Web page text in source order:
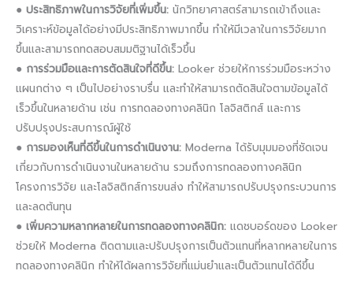
● ประสิทธิภาพในการวิจัยที่เพิ่มขึ้น: นักวิทยาศาสตร์สามารถเข้าถึงและ
วิเคราะห์ข้อมูลได้อย่างมีประสิทธิภาพมากขึ้น ทำให้มีเวลาในการวิจัยมาก
ขึ้นและสามารถทดสอบสมมติฐานได้เร็วขึ้น
● การร่วมมือและการตัดสินใจที่ดีขึ้น: Looker ช่วยให้การร่วมมือระหว่าง
แผนกต่าง ๆ เป็นไปอย่างราบรื่น และทำให้สามารถตัดสินใจตามข้อมูลได้
เร็วขึ้นในหลายด้าน เช่น การทดลองทางคลินิก โลจิสติกส์ และการ
ปรับปรุงประสบการณ์ผู้ใช้
● การมองเห็นที่ดีขึ้นในการดำเนินงาน: Moderna ได้รับมุมมองที่ชัดเจน
เกี่ยวกับการดำเนินงานในหลายด้าน รวมถึงการทดลองทางคลินิก
โครงการวิจัย และโลจิสติกส์การขนส่ง ทำให้สามารถปรับปรุงกระบวนการ
และลดต้นทุน
● เพิ่มความหลากหลายในการทดลองทางคลินิก: แดชบอร์ดของ Looker
ช่วยให้ Moderna ติดตามและปรับปรุงการเป็นตัวแทนที่หลากหลายในการ
ทดลองทางคลินิก ทำให้ได้ผลการวิจัยที่แม่นยำและเป็นตัวแทนได้ดีขึ้น